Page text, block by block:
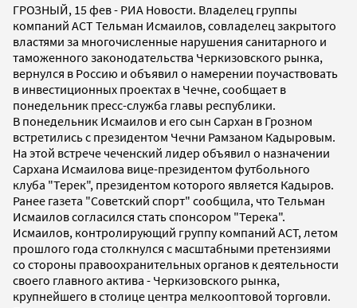
ГРОЗНЫЙ, 15 фев - РИА Новости. Владелец группы
компаний АСТ Тельман Исмаилов, совладелец закрытого
властями за многочисленные нарушения санитарного и
таможенного законодательства Черкизовского рынка,
вернулся в Россию и объявил о намерении поучаствовать
в инвестиционных проектах в Чечне, сообщает в
понедельник пресс-служба главы республики.
В понедельник Исмаилов и его сын Сархан в Грозном
встретились с президентом Чечни Рамзаном Кадыровым.
На этой встрече чеченский лидер объявил о назначении
Сархана Исмаилова вице-президентом футбольного
клуба "Терек", президентом которого является Кадыров.
Ранее газета "Советский спорт" сообщила, что Тельман
Исмаилов согласился стать спонсором "Терека".
Исмаилов, контролирующий группу компаний АСТ, летом
прошлого года столкнулся с масштабными претензиями
со стороны правоохранительных органов к деятельности
своего главного актива - Черкизовского рынка,
крупнейшего в столице центра мелкооптовой торговли.